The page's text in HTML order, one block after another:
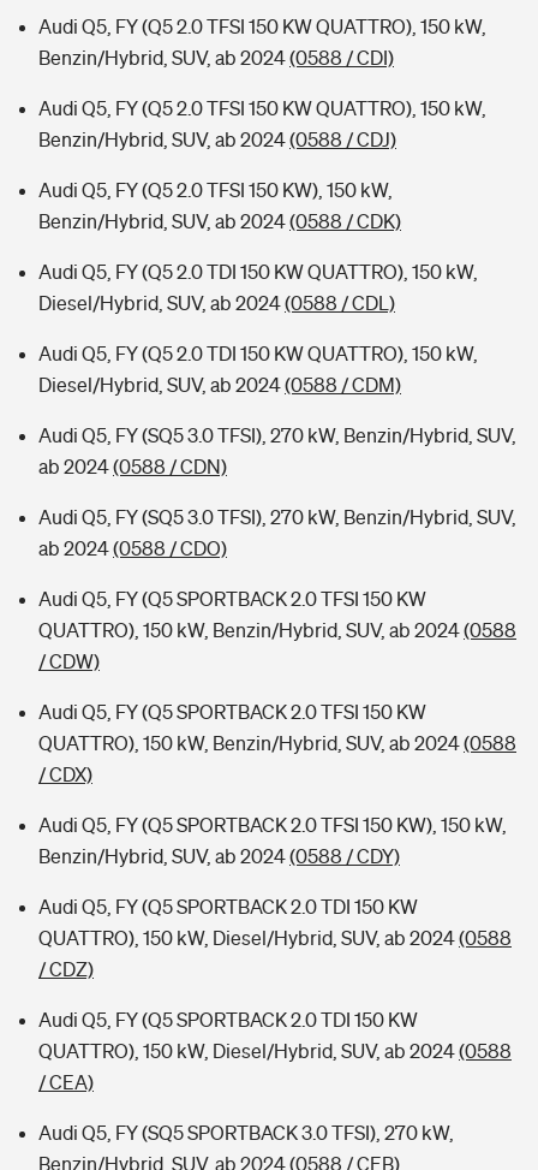
Audi Q5, FY (Q5 2.0 TFSI 150 KW QUATTRO), 150 kW,
Benzin/Hybrid, SUV, ab 2024(0588 / CDI)
Audi Q5, FY (Q5 2.0 TFSI 150 KW QUATTRO), 150 kW,
Benzin/Hybrid, SUV, ab 2024(0588 / CDJ)
Audi Q5, FY (Q5 2.0 TFSI 150 KW), 150 kW,
Benzin/Hybrid, SUV, ab 2024(0588 / CDK)
Audi Q5, FY (Q5 2.0 TDI 150 KW QUATTRO), 150 kW,
Diesel/Hybrid, SUV, ab 2024(0588 / CDL)
Audi Q5, FY (Q5 2.0 TDI 150 KW QUATTRO), 150 kW,
Diesel/Hybrid, SUV, ab 2024(0588 / CDM)
Audi Q5, FY (SQ5 3.0 TFSI), 270 kW, Benzin/Hybrid, SUV,
ab 2024(0588 / CDN)
Audi Q5, FY (SQ5 3.0 TFSI), 270 kW, Benzin/Hybrid, SUV,
ab 2024(0588 / CDO)
Audi Q5, FY (Q5 SPORTBACK 2.0 TFSI 150 KW
QUATTRO), 150 kW, Benzin/Hybrid, SUV, ab 2024(0588
/ CDW)
Audi Q5, FY (Q5 SPORTBACK 2.0 TFSI 150 KW
QUATTRO), 150 kW, Benzin/Hybrid, SUV, ab 2024(0588
/ CDX)
Audi Q5, FY (Q5 SPORTBACK 2.0 TFSI 150 KW), 150 kW,
Benzin/Hybrid, SUV, ab 2024(0588 / CDY)
Audi Q5, FY (Q5 SPORTBACK 2.0 TDI 150 KW
QUATTRO), 150 kW, Diesel/Hybrid, SUV, ab 2024(0588
/ CDZ)
Audi Q5, FY (Q5 SPORTBACK 2.0 TDI 150 KW
QUATTRO), 150 kW, Diesel/Hybrid, SUV, ab 2024(0588
/ CEA)
Audi Q5, FY (SQ5 SPORTBACK 3.0 TFSI), 270 kW,
Benzin/Hybrid, SUV, ab 2024(0588 / CEB)